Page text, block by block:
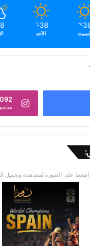
℃
38
℃
الأحد
إضغط على الصورة لمشاهدة وتحميل